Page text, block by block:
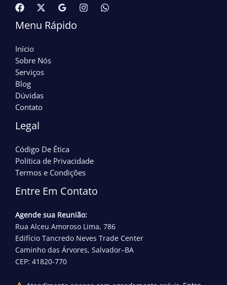
Menu Rápido
Início
Sobre Nós
Serviços
Blog
Dúvidas
Contato
Legal
Código De Ética
Política de Privacidade
Termos e Condições
Entre Em Contato
Agende sua Reunião:
Rua Alceu Amoroso Lima, 786
Edifício Tancredo Neves Trade Center
Caminho das Árvores, Salvador–BA
CEP: 41820-770